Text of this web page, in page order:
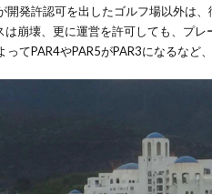
開発許認可を出したゴルフ場以外は、
は崩壊、更に運営を許可しても、プ
ってPAR4やPAR5がPAR3になるなど